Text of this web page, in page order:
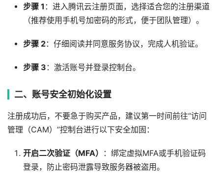
步骤 1 ：进入腾讯云注册页面，选择适合您的注册渠道
（推荐使用手机号加密码的形式，便于团队管理）。
步骤 2：仔细阅读并同意服务协议，完成人机验证。
步骤 3 ：激活账号并登录控制台。
二、账号安全初始化设置
注册成功后，不要急于购买产品，建议第一时间前往“访问
管理（CAM）”控制台进行以下安全加固：
开启二次验证（MFA）
：绑定虚拟MFA或手机验证码
登录，防止密码泄露导致服务器被盗用。